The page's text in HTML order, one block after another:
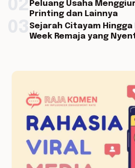
Peluang Usaha
Printing dan Lainnya
Sejarah Citayam
Week Remaja yang